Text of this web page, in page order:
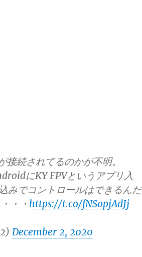
続されてるのかが不明。
にKY FPVというアプリ入
みでコントロールはできるんだ
・・ https://t.co/fNSopjAdJj
December 2, 2020